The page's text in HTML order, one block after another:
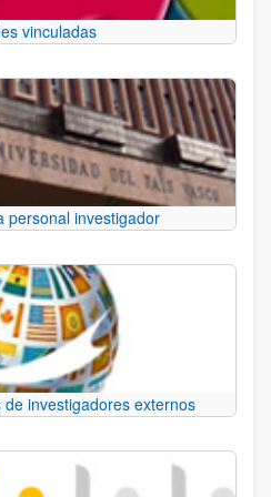
vinculadas
personal investigador
investigadores externos